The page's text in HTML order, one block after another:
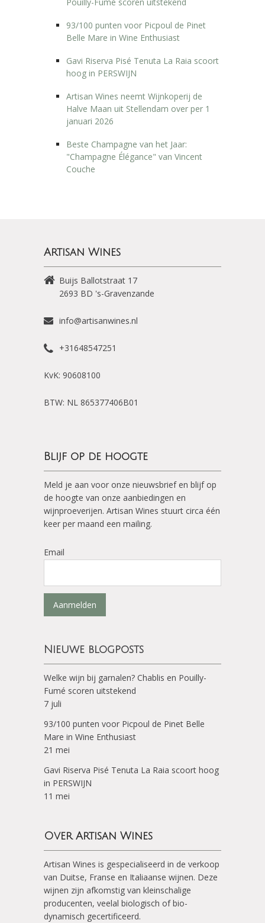
93/100 punten voor Picpoul de Pinet
Belle Mare in Wine Enthusiast
Gavi Riserva Pisé Tenuta La Raia scoort
hoog in PERSWIJN
Artisan Wines neemt Wijnkoperij de
Halve Maan uit Stellendam over per 1
januari 2026
Beste Champagne van het Jaar:
"Champagne Élégance" van Vincent
Couche
Artisan Wines
Buijs Ballotstraat 17
2693 BD 's-Gravenzande
info@artisanwines.nl
+31648547251
KvK: 90608100
BTW: NL 865377406B01
Blijf op de hoogte
Meld je aan voor onze nieuwsbrief en blijf op
de hoogte van onze aanbiedingen en
wijnproeverijen. Artisan Wines stuurt circa één
keer per maand een mailing.
Email
Aanmelden
Nieuwe blogposts
Welke wijn bij garnalen? Chablis en Pouilly-
Fumé scoren uitstekend
7 juli
93/100 punten voor Picpoul de Pinet Belle
Mare in Wine Enthusiast
21 mei
Gavi Riserva Pisé Tenuta La Raia scoort hoog
in PERSWIJN
11 mei
Over Artisan Wines
Artisan Wines is gespecialiseerd in de verkoop
van Duitse, Franse en Italiaanse wijnen. Deze
wijnen zijn afkomstig van kleinschalige
producenten, veelal biologisch of bio-
dynamisch gecertificeerd.